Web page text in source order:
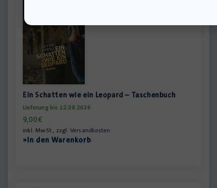
Ein Schatten wie ein Leopard – Taschenbuch
Lieferung bis 12.08.2026
9,00€
inkl. MwSt., zzgl. Versandkosten
»In den Warenkorb